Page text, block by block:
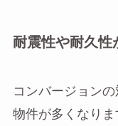
耐震性や耐久性
コンバージョン
物件が多くなり